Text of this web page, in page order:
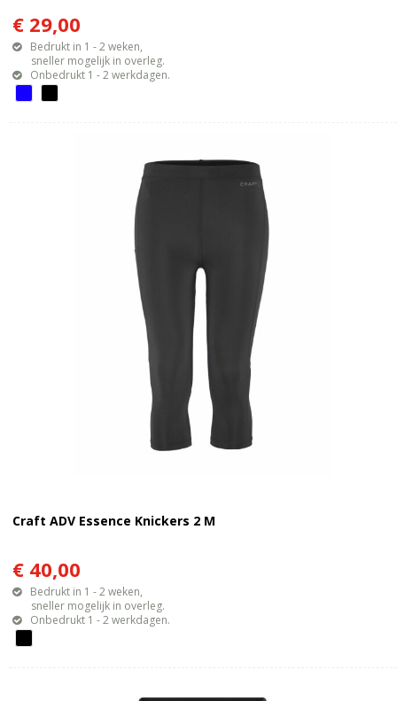
€ 29,00
Bedrukt in 1 - 2 weken,
sneller mogelijk in overleg.
Onbedrukt 1 - 2 werkdagen.
Craft ADV Essence Knickers 2 M
€ 40,00
Bedrukt in 1 - 2 weken,
sneller mogelijk in overleg.
Onbedrukt 1 - 2 werkdagen.